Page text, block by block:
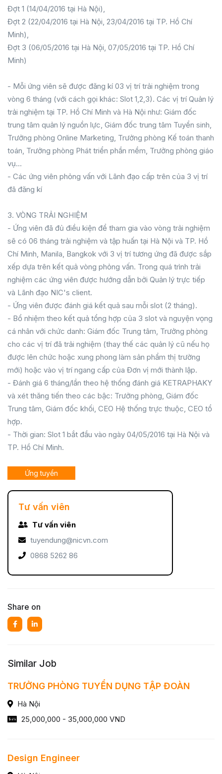
Đợt 1 (14/04/2016 tại Hà Nội),
Đợt 2 (22/04/2016 tại Hà Nội, 23/04/2016 tại TP. Hồ Chí
Minh),
Đợt 3 (06/05/2016 tại Hà Nội, 07/05/2016 tại TP. Hồ Chí
Minh)
- Mỗi ứng viên sẽ được đăng kí 03 vị trí trải nghiệm trong
vòng 6 tháng (với cách gọi khác: Slot 1,2,3). Các vị trí Quản lý
trải nghiệm tại TP. Hồ Chí Minh và Hà Nội như: Giám đốc
trung tâm quản lý nguồn lực, Giám đốc trung tâm Tuyển sinh,
Trưởng phòng Online Marketing, Trưởng phòng Kế toán thanh
toán, Trưởng phòng Phát triển phần mềm, Trưởng phòng giáo
vụ…
- Các ứng viên phỏng vấn với Lãnh đạo cấp trên của 3 vị trí
đã đăng kí
3. VÒNG TRẢI NGHIỆM
- Ứng viên đã đủ điều kiện để tham gia vào vòng trải nghiệm
sẽ có 06 tháng trải nghiệm và tập huấn tại Hà Nội và TP. Hồ
Chí Minh, Manila, Bangkok với 3 vị trí tương ứng đã được sắp
xếp dựa trên kết quả vòng phỏng vấn. Trong quá trình trải
nghiệm các ứng viên được hướng dẫn bởi Quản lý trực tiếp
và Lãnh đạo NIC's client.
- Ứng viên được đánh giá kết quả sau mỗi slot (2 tháng).
- Bổ nhiệm theo kết quả tổng hợp của 3 slot và nguyện vọng
cá nhân với chức danh: Giám đốc Trung tâm, Trưởng phòng
cho các vị trí đã trải nghiệm (thay thế các quản lý cũ nếu họ
được lên chức hoặc xung phong làm sản phẩm thị trường
mới) hoặc vào vị trí ngang cấp của Đơn vị mới thành lập.
- Đánh giá 6 tháng/lần theo hệ thống đánh giá KETRAPHAKY
và xét thăng tiến theo các bậc: Trưởng phòng, Giám đốc
Trung tâm, Giám đốc khối, CEO Hệ thống trực thuộc, CEO tổ
hợp.
- Thời gian: Slot 1 bắt đầu vào ngày 04/05/2016 tại Hà Nội và
TP. Hồ Chí Minh.
Ứng tuyển
Tư vấn viên
Tư vấn viên
tuyendung@nicvn.com
0868 5262 86
Share on
Similar Job
TRƯỞNG PHÒNG TUYỂN DỤNG TẬP ĐOÀN
Hà Nội
25,000,000 - 35,000,000 VND
Design Engineer